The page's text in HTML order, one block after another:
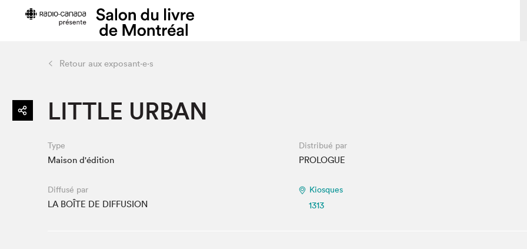
Horaires et tarifs
Se rendre au Salon
Accessibilité
Code de conduite
Liste des exposant·e·s
Retour aux exposant·e·s
LITTLE URBAN
Type
Maison d'édition
Distribué par
PROLOGUE
Diffusé par
LA BOÎTE DE DIFFUSION
Kiosques
1313